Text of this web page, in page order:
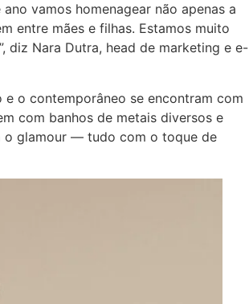
vamos homenagear não apenas a
entre mães e filhas. Estamos muito
diz Nara Dutra, head de marketing e e-
o contemporâneo se encontram com
com banhos de metais diversos e
o glamour — tudo com o toque de